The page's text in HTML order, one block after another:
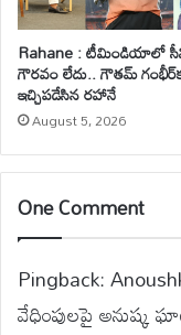
Rahane : టీమిండియాలో
గౌరవం లేదు.. గౌతమ్
ఇచ్చిపడేసిన రహానే
August 5, 2026
One Comment
Pingback:
వేధింపులపై అనుష్క